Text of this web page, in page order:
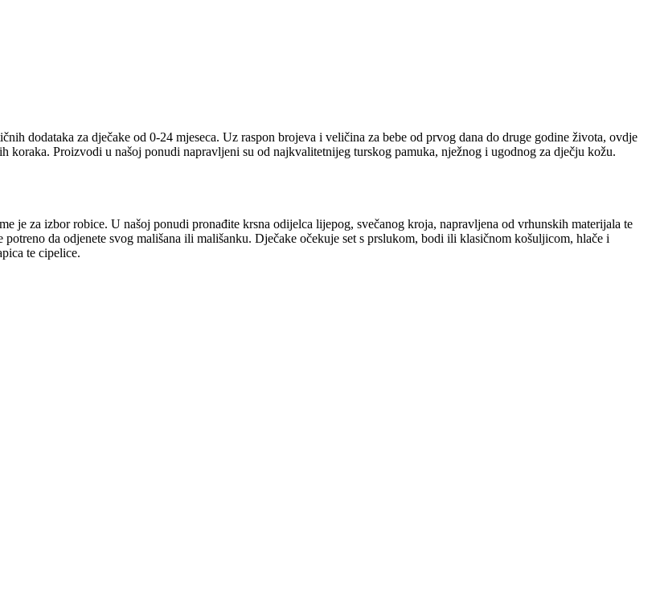
dodataka za dječake od 0-24 mjeseca. Uz raspon brojeva i veličina za bebe od prvog dana do druge godine života, ovdje
koraka. Proizvodi u našoj ponudi napravljeni su od najkvalitetnijeg turskog pamuka, nježnog i ugodnog za dječju kožu.
je za izbor robice. U našoj ponudi pronađite krsna odijelca lijepog, svečanog kroja, napravljena od vrhunskih materijala te
da odjenete svog mališana ili mališanku. Dječake očekuje set s prslukom, bodi ili klasičnom košuljicom, hlače i
te cipelice.